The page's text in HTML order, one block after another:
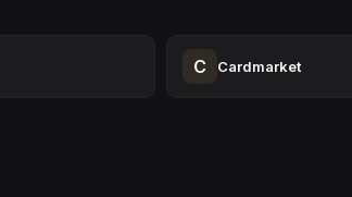
C Cardmarket